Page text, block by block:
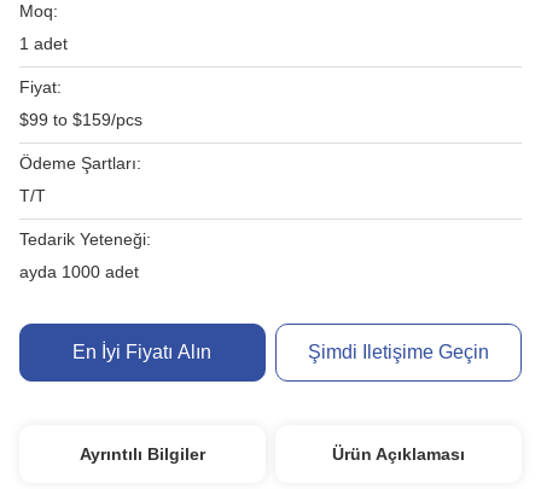
Moq:
1 adet
Fiyat:
$99 to $159/pcs
Ödeme Şartları:
T/T
Tedarik Yeteneği:
ayda 1000 adet
En İyi Fiyatı Alın Şimdi Iletişime Geçin
Ayrıntılı Bilgiler Ürün Açıklaması